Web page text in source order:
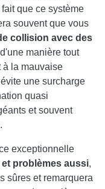
que ce système
souvent que vous
collision avec des
manière tout
à la mauvaise
une surcharge
quasi
et souvent
exceptionnelle
problèmes aussi,
sûres et remarquera